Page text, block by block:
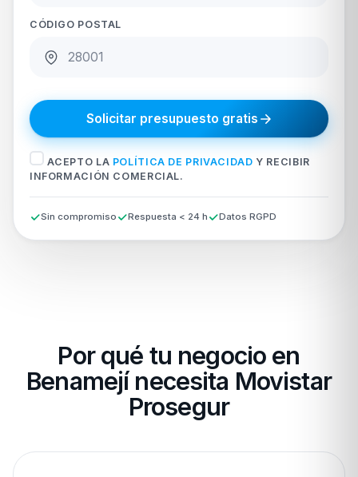
CÓDIGO POSTAL
Solicitar presupuesto gratis
ACEPTO LA POLÍTICA DE PRIVACIDAD Y RECIBIR
INFORMACIÓN COMERCIAL.
Sin compromiso Respuesta < 24 h Datos RGPD
Por qué tu negocio en
Benamejí necesita Movistar
Prosegur